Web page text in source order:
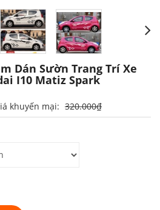
Dán Sườn Trang Trí Xe
I10 Matiz Spark
khuyến mại: 320.000₫